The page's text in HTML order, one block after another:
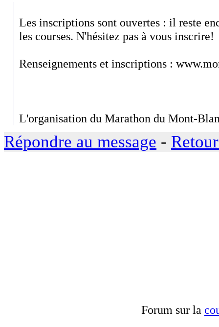
Les inscriptions sont ouvertes : il reste
les courses. N'hésitez pas à vous inscrire!
Renseignements et inscriptions :
L'organisation du Marathon du Mont-
Répondre au message -
Forum sur la